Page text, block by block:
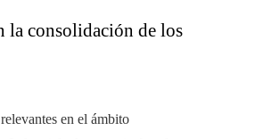
la consolidación de los
en el ámbito